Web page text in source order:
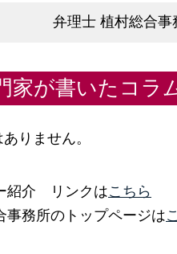
弁理士 植村総合
家が書いたコラ
りません。
紹介 リンクはこちら
事務所のトップページは